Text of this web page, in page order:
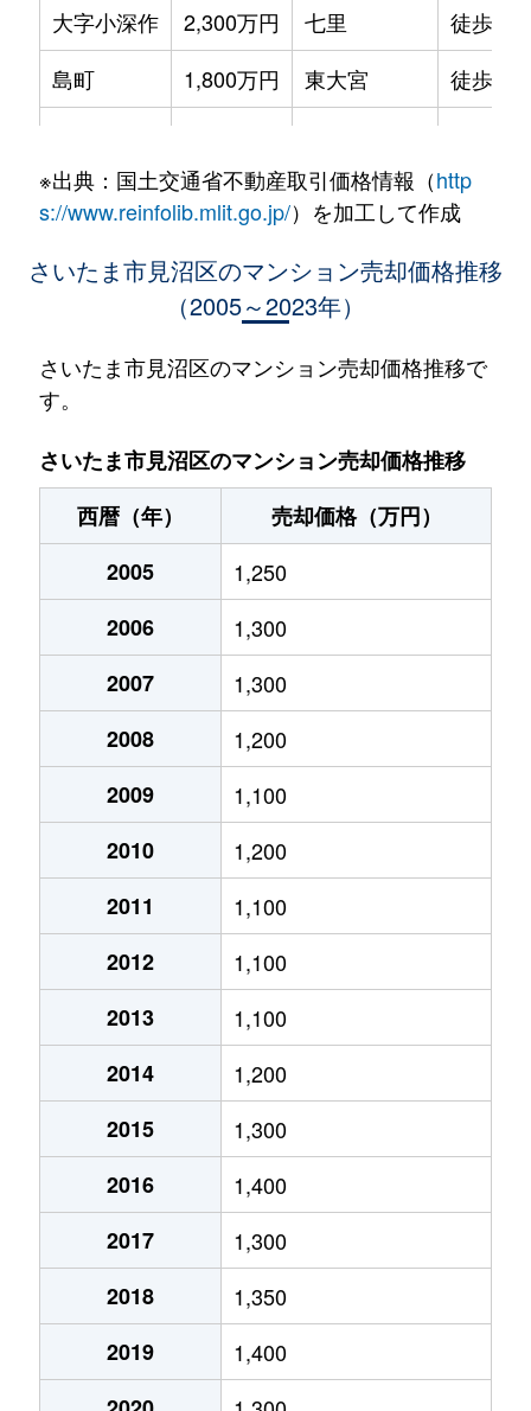
大字小深作
2,300万円 七里
徒歩18
島町
1,800万円 東大宮
徒歩19
大字蓮沼
1,600万円 大和田(埼玉)
徒歩15
1,200万円 東大宮
春野
1,200万円 東大宮
徒歩45
春野
春野
1,100万円 東大宮
徒歩45
春野
1,800万円 東大宮
1,800万円
東大宮
2,700万円 東大宮
徒歩8分
東大宮
2,900万円 東大宮
徒歩2分
東大宮
3,700万円 東大宮
徒歩2分
東大宮
3,200万円 東大宮
徒歩2分
東大宮
1,400万円 東大宮
徒歩5分
東大宮
2,800万円 東大宮
徒歩5分
東大宮
3,900万円 東大宮
徒歩2分
東大宮
2,600万円 東大宮
徒歩7分
東大宮
1,500万円 東大宮
徒歩12
大字東門前
1,100万円 七里
徒歩13
深作
1,300万円 東大宮
徒歩45
大字風渡野
2,700万円 七里
徒歩2分
大字風渡野
2,000万円 七里
徒歩13
堀崎町
2,300万円 大和田(埼玉) 徒歩13
※出典：国土交通省不動産取引価格情報（http
s://www.reinfolib.mlit.go.jp/）を加工して作成
さいたま市見沼区のマンション売却価格推移
（2005～2023年）
さいたま市見沼区のマンション売却価格推移で
す。
さいたま市見沼区のマンション売却価格推移
西暦（年）
売却価格（万円）
2005
1,250
2006
1,300
2007
1,300
2008
1,200
2009
1,100
2010
1,200
2011
1,100
2012
1,100
2013
1,100
2014
1,200
2015
1,300
2016
1,400
2017
1,300
2018
1,350
2019
1,400